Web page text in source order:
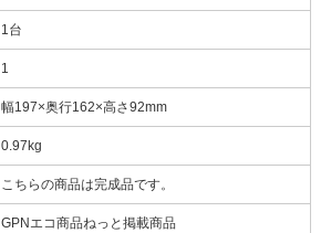
1台
1
幅197×奥行162×高さ92mm
0.97kg
こちらの商品は完成品です。
GPNエコ商品ねっと掲載商品